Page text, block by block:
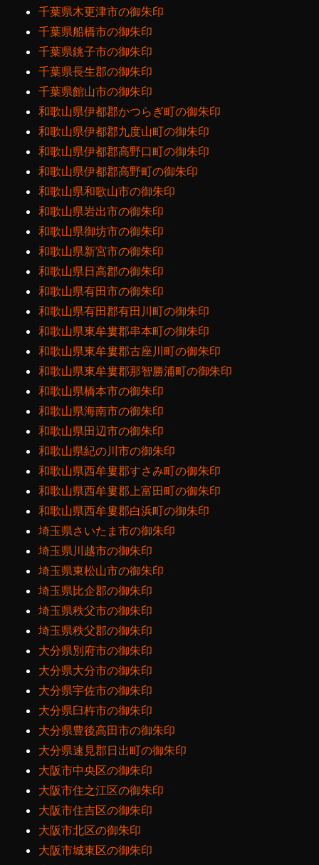
千葉県木更津市の御朱印
千葉県船橋市の御朱印
千葉県銚子市の御朱印
千葉県長生郡の御朱印
千葉県館山市の御朱印
和歌山県伊都郡かつらぎ町の御朱印
和歌山県伊都郡九度山町の御朱印
和歌山県伊都郡高野口町の御朱印
和歌山県伊都郡高野町の御朱印
和歌山県和歌山市の御朱印
和歌山県岩出市の御朱印
和歌山県御坊市の御朱印
和歌山県新宮市の御朱印
和歌山県日高郡の御朱印
和歌山県有田市の御朱印
和歌山県有田郡有田川町の御朱印
和歌山県東牟婁郡串本町の御朱印
和歌山県東牟婁郡古座川町の御朱印
和歌山県東牟婁郡那智勝浦町の御朱印
和歌山県橋本市の御朱印
和歌山県海南市の御朱印
和歌山県田辺市の御朱印
和歌山県紀の川市の御朱印
和歌山県西牟婁郡すさみ町の御朱印
和歌山県西牟婁郡上富田町の御朱印
和歌山県西牟婁郡白浜町の御朱印
埼玉県さいたま市の御朱印
埼玉県川越市の御朱印
埼玉県東松山市の御朱印
埼玉県比企郡の御朱印
埼玉県秩父市の御朱印
埼玉県秩父郡の御朱印
大分県別府市の御朱印
大分県大分市の御朱印
大分県宇佐市の御朱印
大分県臼杵市の御朱印
大分県豊後高田市の御朱印
大分県速見郡日出町の御朱印
大阪市中央区の御朱印
大阪市住之江区の御朱印
大阪市住吉区の御朱印
大阪市北区の御朱印
大阪市城東区の御朱印